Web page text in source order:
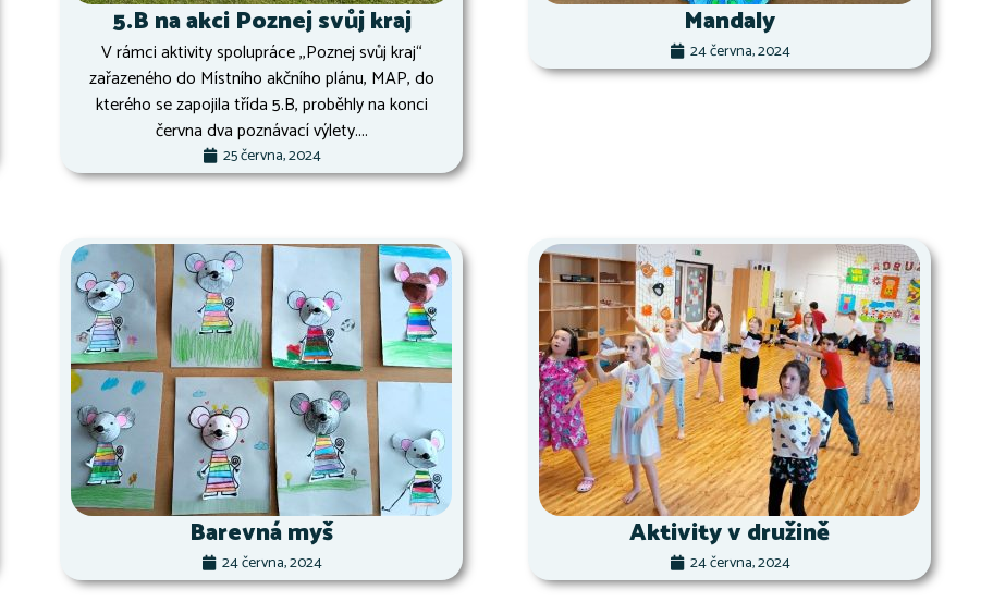
5.B na akci Poznej svůj kraj
V rámci aktivity spolupráce ,,Poznej svůj kraj“
zařazeného do Místního akčního plánu, MAP, do
kterého se zapojila třída 5.B, proběhly na konci
června dva poznávací výlety....
25 června, 2024
Mandaly
24 června, 2024
Barevná myš
24 června, 2024
Aktivity v družině
24 června, 2024